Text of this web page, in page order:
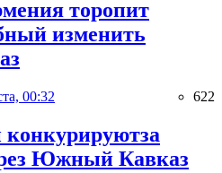
торопит
изменить
00:32 622
Южный Кавказ